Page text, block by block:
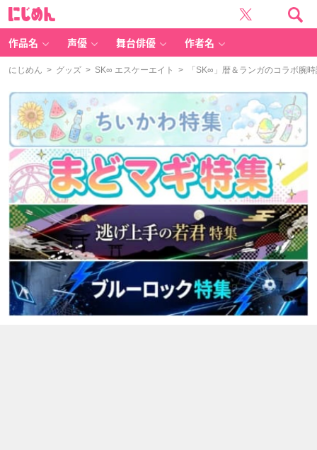
作品名 声優 舞台俳優 作者名
にじめん > グッズ > SK∞ エスケーエイト > 「SK∞」暦＆ランガのコラボ腕